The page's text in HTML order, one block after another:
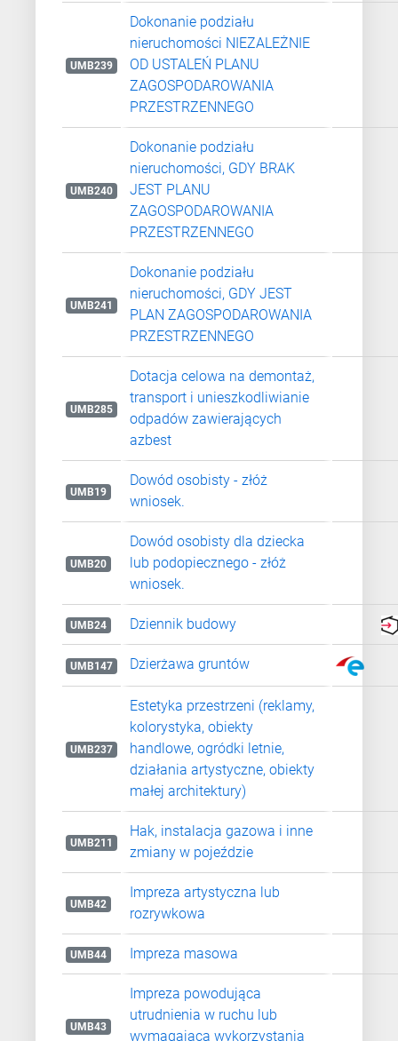
UMB239
Dokonanie podziału
nieruchomości NIEZALEŻNIE
OD USTALEŃ PLANU
ZAGOSPODAROWANIA
PRZESTRZENNEGO
UMB240
Dokonanie podziału
nieruchomości, GDY BRAK
JEST PLANU
ZAGOSPODAROWANIA
PRZESTRZENNEGO
UMB241
Dokonanie podziału
nieruchomości, GDY JEST
PLAN ZAGOSPODAROWANIA
PRZESTRZENNEGO
UMB285
Dotacja celowa na demontaż,
transport i unieszkodliwianie
odpadów zawierających
azbest
UMB19
Dowód osobisty - złóż
wniosek.
UMB20
Dowód osobisty dla dziecka
lub podopiecznego - złóż
wniosek.
UMB24 Dziennik budowy
UMB147 Dzierżawa gruntów
UMB237
Estetyka przestrzeni (reklamy,
kolorystyka, obiekty
handlowe, ogródki letnie,
działania artystyczne, obiekty
małej architektury)
UMB211
Hak, instalacja gazowa i inne
zmiany w pojeździe
UMB42
Impreza artystyczna lub
rozrywkowa
UMB44 Impreza masowa
UMB43
Impreza powodująca
utrudnienia w ruchu lub
wymagająca wykorzystania